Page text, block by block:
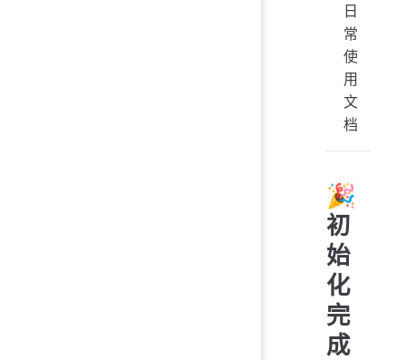
日
常
使
用
文
档
🎉
初
始
化
完
成